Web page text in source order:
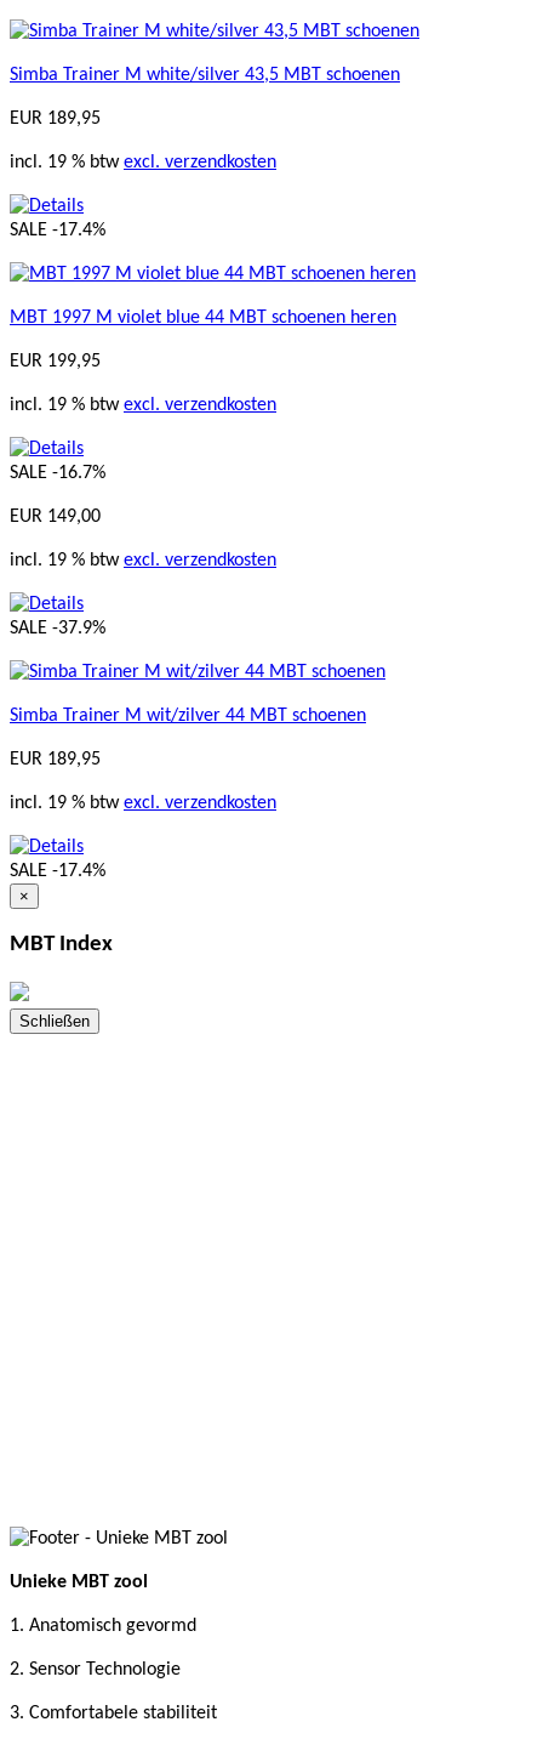
Simba Trainer M white/silver 43,5 MBT schoenen
EUR 189,95
incl. 19 % btwexcl. verzendkosten
SALE -17.4%
MBT 1997 M violet blue 44 MBT schoenen heren
EUR 199,95
incl. 19 % btwexcl. verzendkosten
SALE -16.7%
EUR 149,00
incl. 19 % btwexcl. verzendkosten
SALE -37.9%
Simba Trainer M wit/zilver 44 MBT schoenen
EUR 189,95
incl. 19 % btwexcl. verzendkosten
SALE -17.4%
×
MBT Index
Schließen
Unieke MBT zool
1. Anatomisch gevormd
2. Sensor Technologie
3. Comfortabele stabiliteit